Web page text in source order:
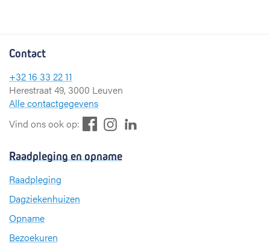
Contact
+32 16 33 22 11
Herestraat 49, 3000 Leuven
Alle contactgegevens
Vind ons ook op:
e
t
Raadpleging en opname
Raadpleging
Dagziekenhuizen
Opname
Bezoekuren